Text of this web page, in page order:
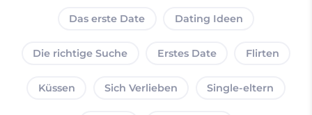
Das erste Date Dating Ideen
Die richtige Suche Erstes Date Flirten
Küssen Sich Verlieben Single-eltern